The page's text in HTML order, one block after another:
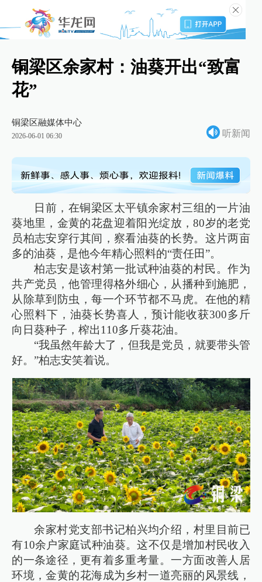
铜梁区余家村：油葵开出“致富
花”
铜梁区融媒体中心
2026-06-01 06:30 听新闻
日前，在铜梁区太平镇余家村三组的一片油
葵地里，金黄的花盘迎着阳光绽放，80岁的老党
员柏志安穿行其间，察看油葵的长势。这片两亩
多的油葵，是他今年精心照料的“责任田”。
柏志安是该村第一批试种油葵的村民。作为
共产党员，他管理得格外细心，从播种到施肥，
从除草到防虫，每一个环节都不马虎。在他的精
心照料下，油葵长势喜人，预计能收获300多斤
向日葵种子，榨出110多斤葵花油。
“我虽然年龄大了，但我是党员，就要带头管
好。”柏志安笑着说。
余家村党支部书记柏兴均介绍，村里目前已
有10余户家庭试种油葵。这不仅是增加村民收入
的一条途径，更有着多重考量。一方面改善人居
环境，金黄的花海成为乡村一道亮丽的风景线，